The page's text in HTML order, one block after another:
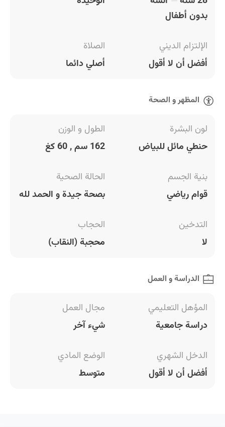
بدون أطفال
الإلتزام الديني
أفضل أن لا أقول
الصلاة
أصلي دائما
المظهر و الصحة
لون البشرة
حنطي مائل للبياض
الطول و الوزن
162 سم , 60 كغ
بنية الجسم
قوام رياضي
الحالة الصحية
بصحة جيدة و الحمد لله
التدخين
لا
الحجاب
محجبة (النقاب)
الدراسة و العمل
المؤهل التعليمي
دراسة جامعية
مجال العمل
شيء آخر
الدخل الشهري
أفضل أن لا أقول
الوضع المادي
متوسط